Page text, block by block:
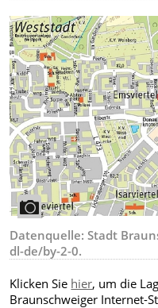
Datenquelle: Stadt
dl-de/by-2-0.
Klicken Sie hier, um die
Braunschweiger Internet-